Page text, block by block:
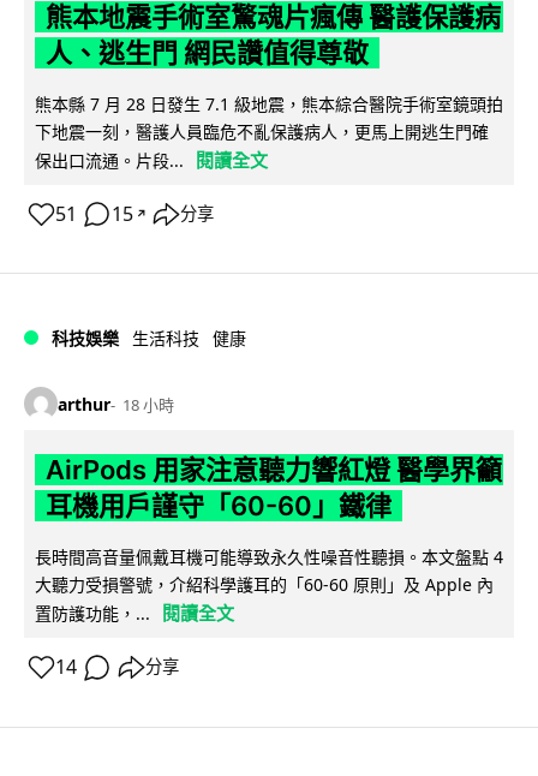
熊本地震手術室驚魂片瘋傳 醫護保護病
人、逃生門 網民讚值得尊敬
熊本縣 7 月 28 日發生 7.1 級地震，熊本綜合醫院手術室鏡頭拍
下地震一刻，醫護人員臨危不亂保護病人，更馬上開逃生門確
保出口流通。片段...
閱讀全文
51 15 ↗ 分享
科技娛樂 生活科技 健康
arthur 18 小時
AirPods 用家注意聽力響紅燈 醫學界籲
耳機用戶謹守「60-60」鐵律
長時間高音量佩戴耳機可能導致永久性噪音性聽損。本文盤點 4
大聽力受損警號，介紹科學護耳的「60-60 原則」及 Apple 內
置防護功能，...
閱讀全文
14 分享